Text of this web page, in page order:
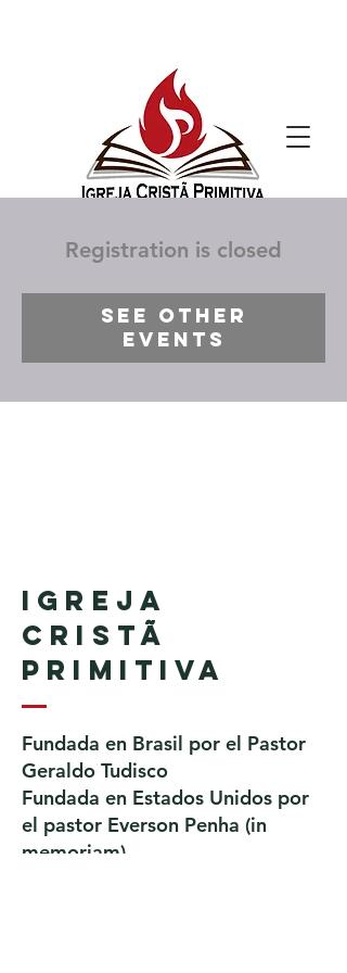
Registration is closed
See other
events
Igreja
Cristã
Primitiva
Fundada en Brasil por el Pastor
Geraldo Tudisco
Fundada en Estados Unidos por
el pastor Everson Penha ​(in
memoriam)